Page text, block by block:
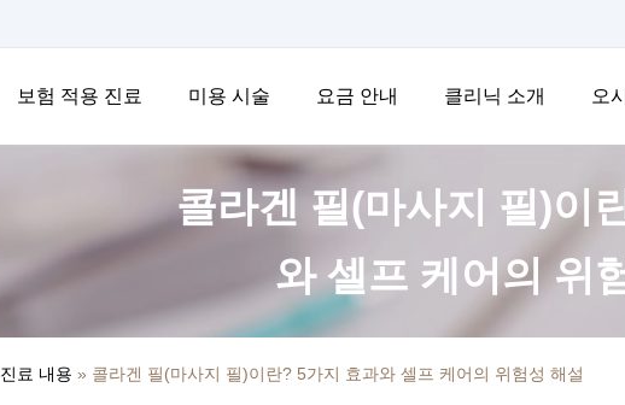
보험 적용 진료 미용 시술 요금 안내 클리닉 소개 오
콜라겐 필(마사지 필)이
와 셀프 케어의 위
진료 내용 » 콜라겐 필(마사지 필)이란? 5가지 효과와 셀프 케어의 위험성 해설